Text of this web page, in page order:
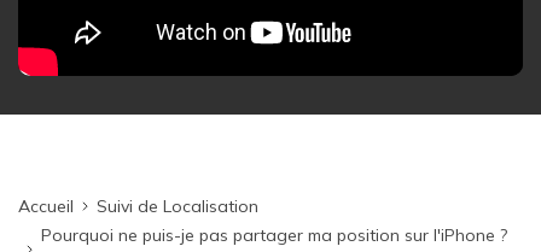
Accueil
Suivi de Localisation
Pourquoi ne puis-je pas partager ma position sur l'iPhone ?